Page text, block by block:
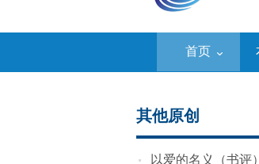
首页
其他原创
以爱的名义（书评）